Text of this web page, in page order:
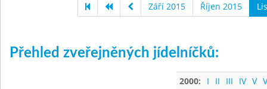
Září 2015 Říjen 2015
Přehled zveřejněných jídelníčků:
2000: I II III IV V